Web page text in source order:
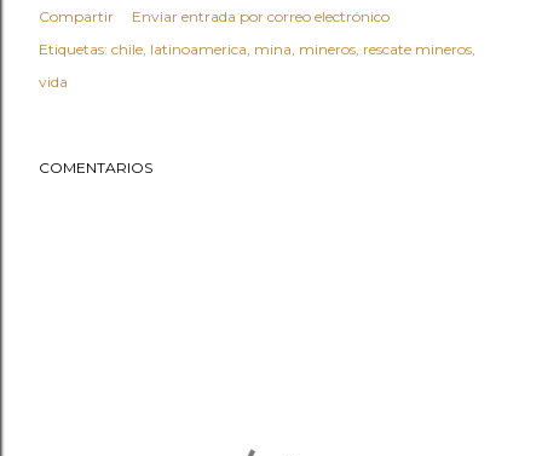
Compartir
Enviar entrada por correo electrónico
Etiquetas: chile latinoamerica mina mineros rescate mineros
vida
COMENTARIOS